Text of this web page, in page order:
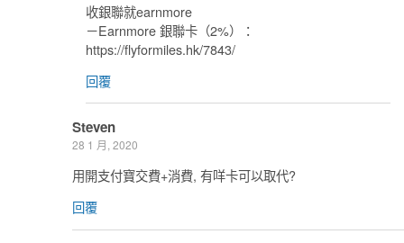
收銀聯就earnmore
－Earnmore 銀聯卡（2%）：
https://flyformiles.hk/7843/
回覆
Steven
28 1 月, 2020
用開支付寶交費+消費, 有咩卡可以取代?
回覆